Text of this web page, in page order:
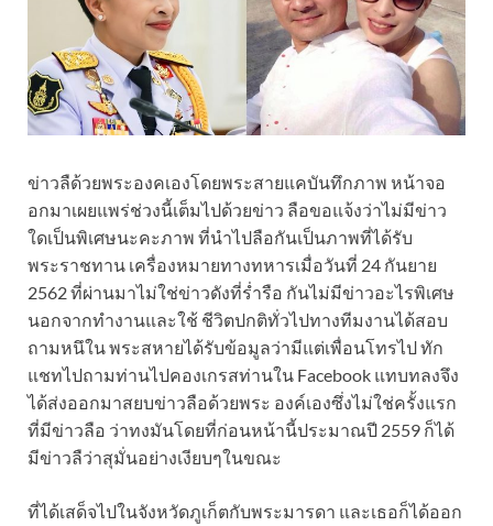
ข่าวลืด้วยพระองคเองโดยพระสายแคบันทึกภาพ หน้าจอ
อกมาเผยแพร่ช่วงนี้เต็มไปด้วยข่าว ลือขอแจ้งว่าไม่มีข่าว
ใดเป็นพิเศษนะคะภาพ ที่นำไปลือกันเป็นภาพที่ได้รับ
พระราชทาน เครื่องหมายทางทหารเมื่อวันที่ 24 กันยาย
2562 ที่ผ่านมาไม่ใช่ข่าวดังที่ร่ำรือ กันไม่มีข่าวอะไรพิเศษ
นอกจากทำงานและใช้ ชีวิตปกติทั่วไปทางทีมงานได้สอบ
ถามหนึใน พระสหายได้รับข้อมูลว่ามีแต่เพื่อนโทรไป ทัก
แชทไปถามท่านไปคองเกรสท่านใน Facebook แทบทลงจึง
ได้ส่งออกมาสยบข่าวลือด้วยพระ องค์เองซึ่งไม่ใช่ครั้งแรก
ที่มีข่าวลือ ว่าทงมันโดยที่ก่อนหน้านี้ประมาณปี 2559 ก็ได้
มีข่าวลืว่าสุมั่นอย่างเงียบๆในขณะ
ที่ได้เสด็จไปในจังหวัดภูเก็ตกับพระมารดา และเธอก็ได้ออก